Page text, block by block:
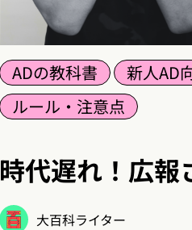
ADの教科書 新人AD
ルール・注意点
時代遅れ！広報
大百科ライター